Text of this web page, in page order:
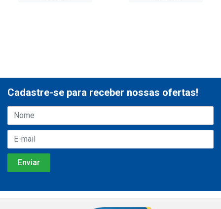
Cadastre-se para receber nossas ofertas!